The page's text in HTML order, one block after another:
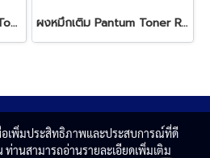
หมึกพิมพ์เลเซอร์ Pantum Toner PC-210EV Black ผงหมึกเติม Pantum Toner Refill Kit for PB-211RB Black
อเพิ่มประสิทธิภาพและประสบการณ์ที่ดี
ท่านสามารถอ่านรายละเอียดเพิ่มเติม